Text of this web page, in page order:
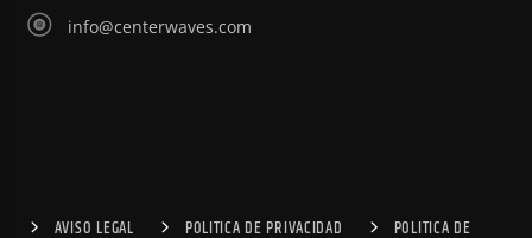
info@centerwaves.com
AVISO LEGAL POLITICA DE PRIVACIDAD POLITICA DE